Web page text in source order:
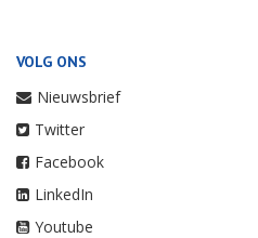
VOLG ONS
Nieuwsbrief
Twitter
Facebook
LinkedIn
Youtube